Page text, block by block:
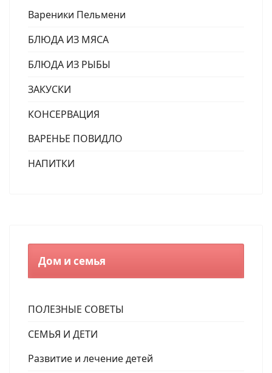
Вареники Пельмени
БЛЮДА ИЗ МЯСА
БЛЮДА ИЗ РЫБЫ
ЗАКУСКИ
КОНСЕРВАЦИЯ
ВАРЕНЬЕ ПОВИДЛО
НАПИТКИ
Дом и семья
ПОЛЕЗНЫЕ СОВЕТЫ
СЕМЬЯ И ДЕТИ
Развитие и лечение детей